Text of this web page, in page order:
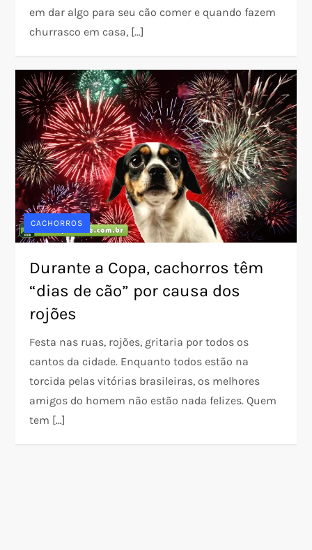
em dar algo para seu cão comer e quando fazem
churrasco em casa, […]
CACHORROS
Durante a Copa, cachorros têm
“dias de cão” por causa dos
rojões
Festa nas ruas, rojões, gritaria por todos os
cantos da cidade. Enquanto todos estão na
torcida pelas vitórias brasileiras, os melhores
amigos do homem não estão nada felizes. Quem
tem […]